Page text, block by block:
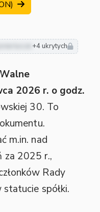
+4 ukrytych
2026 r. o godz.
30. To
m.in. nad
za 2025 r.,
Rady
spółki.